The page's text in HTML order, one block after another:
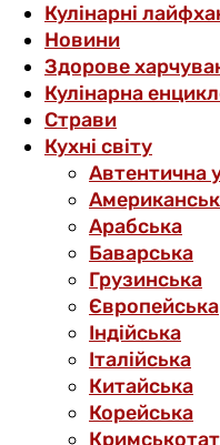
Кулінарні
Новини
Здорове
Кулінарна
Страви
Кухні світу
Автентична
Арабська
Баварська
Грузинська
Європейська
Індійська
Італійська
Китайська
Корейська